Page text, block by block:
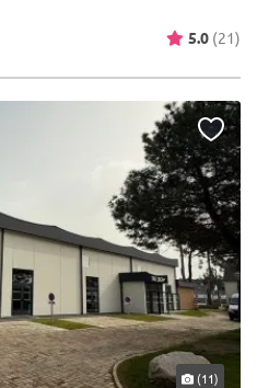
5.0 (21)
(11)